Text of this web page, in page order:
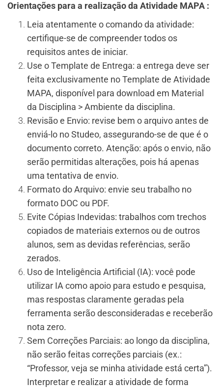
Orientações para a realização da Atividade MAPA :
Leia atentamente o comando da atividade:
certifique-se de compreender todos os
requisitos antes de iniciar.
Use o Template de Entrega: a entrega deve ser
feita exclusivamente no Template de Atividade
MAPA, disponível para download em Material
da Disciplina > Ambiente da disciplina.
Revisão e Envio: revise bem o arquivo antes de
enviá-lo no Studeo, assegurando-se de que é o
documento correto. Atenção: após o envio, não
serão permitidas alterações, pois há apenas
uma tentativa de envio.
Formato do Arquivo: envie seu trabalho no
formato DOC ou PDF.
Evite Cópias Indevidas: trabalhos com trechos
copiados de materiais externos ou de outros
alunos, sem as devidas referências, serão
zerados.
Uso de Inteligência Artificial (IA): você pode
utilizar IA como apoio para estudo e pesquisa,
mas respostas claramente geradas pela
ferramenta serão desconsideradas e receberão
nota zero.
Sem Correções Parciais: ao longo da disciplina,
não serão feitas correções parciais (ex.:
“Professor, veja se minha atividade está certa”).
Interpretar e realizar a atividade de forma